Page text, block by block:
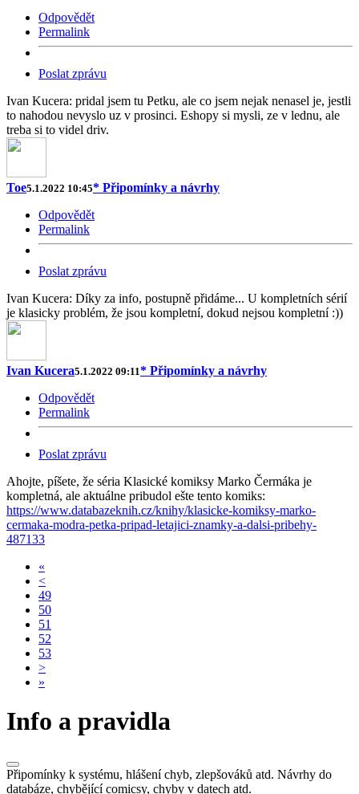
Odpovědět
Permalink
Poslat zprávu
Ivan Kucera: pridal jsem tu Petku, ale co jsem nejak nenasel je, jestli
to nahodou nevyslo uz v prosinci. Eshopy si mysli, ze v lednu, ale
treba si to videl driv.
Toe5.1.2022 10:45* Připomínky a návrhy
Odpovědět
Permalink
Poslat zprávu
Ivan Kucera: Díky za info, postupně přidáme... U kompletních sérií
je klasicky problém, že jsou kompletní, dokud nejsou kompletní :))
Ivan Kucera5.1.2022 09:11* Připomínky a návrhy
Odpovědět
Permalink
Poslat zprávu
Ahojte, píšete, že séria Klasické komiksy Marko Čermáka je
kompletná, ale aktuálne pribudol ešte tento komiks:
https://www.databazeknih.cz/knihy/klasicke-komiksy-marko-
cermaka-modra-petka-pripad-letajici-znamky-a-dalsi-pribehy-
487133
«
<
49
50
51
52
53
>
»
Info a pravidla
Připomínky k systému, hlášení chyb, zlepšováků atd. Návrhy do
databáze, chybějící comicsy, chyby v datech atd.